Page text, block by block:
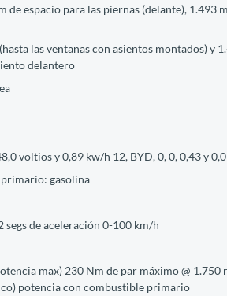
de espacio para las piernas (delante),
las ventanas con asientos montados) y
delantero
voltios y 0,89 kw/h 12, BYD, 0, 0, 0,43 y 0,0
gasolina
segs de aceleración 0-100 km/h
max) 230 Nm de par máximo @
potencia con combustible primario